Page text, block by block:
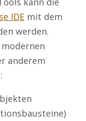
IDE mit dem
werden.
anderem